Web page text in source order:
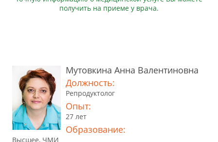
получить на приеме у врача.
Мутовкина Анна Валентиновна
Должность:
Репродуктолог
Опыт:
27 лет
Образование:
Высшее, ЧМИ